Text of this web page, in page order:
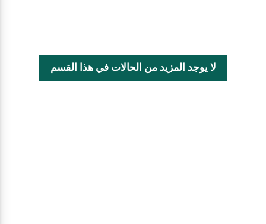
لا يوجد المزيد من الحالات في هذا القسم